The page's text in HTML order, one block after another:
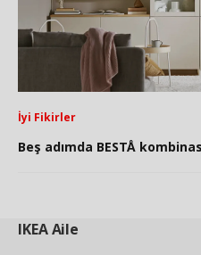
İyi Fikirler
Beş adımda BESTÅ
IKEAAile